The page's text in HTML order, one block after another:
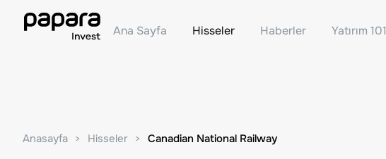
Ana Sayfa Hisseler Haberler Yatırım 101
Anasayfa Hisseler Canadian National Railway